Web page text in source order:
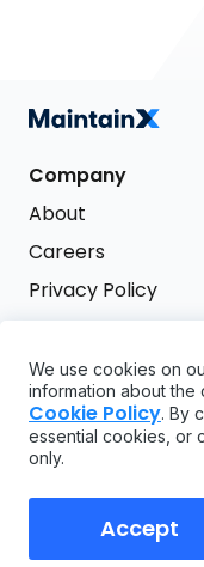
Copyright ©2026
Company
About
Careers
Privacy Policy
Support
FAQ
API
GDPR
We use cookies on
information about
Cookie Policy. By
essential cookies, or
only.
Accept